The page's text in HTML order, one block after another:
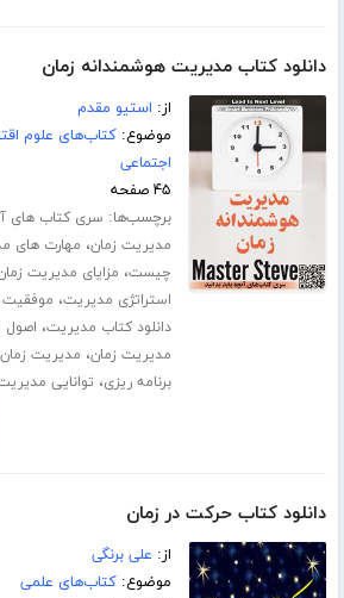
دانلود کتاب مدیریت هوشمندانه زمان
از: استیو مقدم
موضوع:کتاب‌های علوم
اجتماعی
۴۵ صفحه
برچسب‌ها: سری کتاب های
مدیریت زمان، مهارت های
چیست، مزایای مدیریت
استراتژی مدیریت، موفقیت
دانلود کتاب مدیریت، اصول
مدیریت زمان، مدیریت
برنامه ریزی، توانایی
دانلود کتاب حرکت در زمان
از: علی برنگی
موضوع:کتاب‌های علمی